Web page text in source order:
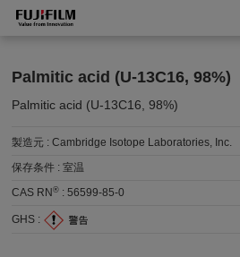
Palmitic acid (U-13C16, 98%)
Palmitic acid (U-13C16, 98%)
製造元 :Cambridge Isotope Laboratories, Inc.
保存条件 :室温
CAS RN® :56599-85-0
GHS :